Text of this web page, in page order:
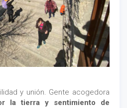
y unión. Gente acogedora
la tierra y sentimiento de